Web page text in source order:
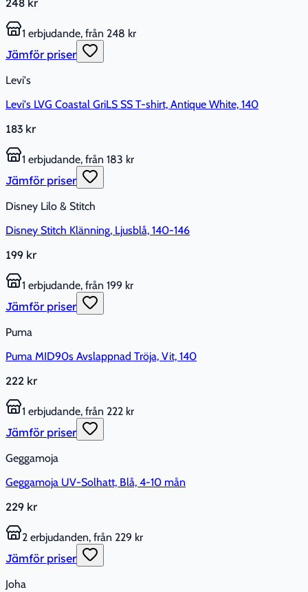
248 kr
1 erbjudande, från 248 kr
Jämför priser
Levi's
Levi's LVG Coastal GriLS SS T-shirt, Antique White, 140
183 kr
1 erbjudande, från 183 kr
Jämför priser
Disney Lilo & Stitch
Disney Stitch Klänning, Ljusblå, 140-146
199 kr
1 erbjudande, från 199 kr
Jämför priser
Puma
Puma MID90s Avslappnad Tröja, Vit, 140
222 kr
1 erbjudande, från 222 kr
Jämför priser
Geggamoja
Geggamoja UV-Solhatt, Blå, 4-10 mån
229 kr
2 erbjudanden, från 229 kr
Jämför priser
Joha